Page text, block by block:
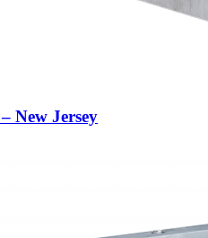
New Jersey